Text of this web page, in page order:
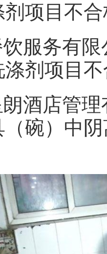
项目不
服务有
涤剂项目
酒店管
（碗）中